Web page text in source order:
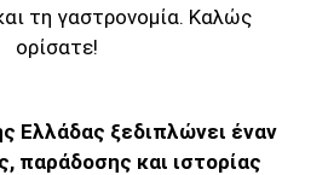
τη γαστρονομία. Καλώς
ορίσατε!
Ελλάδας ξεδιπλώνει έναν
παράδοσης και ιστορίας